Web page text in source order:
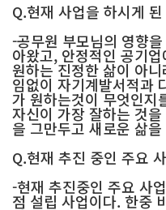
Q.현재 사업을 하시게
-공무원 부모님의 영향
아왔고, 안정적인 공기
원하는 진정한 삶이 아
임없이 자기계발서적과
가 원하는것이 무엇인지
자신이 가장 잘하는 것
을 그만두고 새로운 삶
Q.현재 추진 중인 주요
-현재 추진중인 주요 사
점 설립 사업이다. 한중